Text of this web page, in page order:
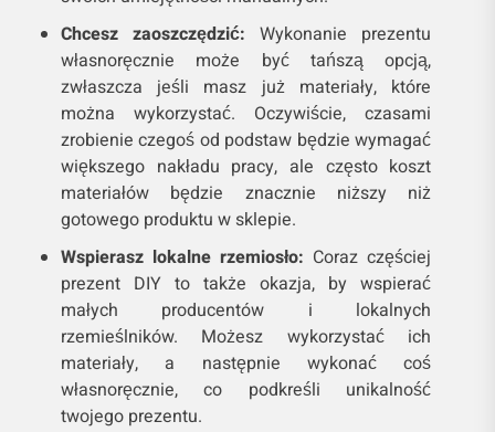
Chcesz zaoszczędzić: Wykonanie prezentu
własnoręcznie może być tańszą opcją,
zwłaszcza jeśli masz już materiały, które
można wykorzystać. Oczywiście, czasami
zrobienie czegoś od podstaw będzie wymagać
większego nakładu pracy, ale często koszt
materiałów będzie znacznie niższy niż
gotowego produktu w sklepie.
Wspierasz lokalne rzemiosło: Coraz częściej
prezent DIY to także okazja, by wspierać
małych producentów i lokalnych
rzemieślników. Możesz wykorzystać ich
materiały, a następnie wykonać coś
własnoręcznie, co podkreśli unikalność
twojego prezentu.